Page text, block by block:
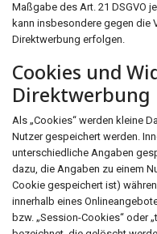
Maßgabe des Art. 21 DSGVO
kann insbesondere gegen die
Direktwerbung erfolgen.
Cookies und
Direktwerbung
Als „Cookies“ werden kleine
Nutzer gespeichert werden.
unterschiedliche Angaben
dazu, die Angaben zu einem
Cookie gespeichert ist)
innerhalb eines
bzw. „Session-Cookies“ oder